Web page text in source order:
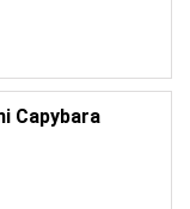
Capybara